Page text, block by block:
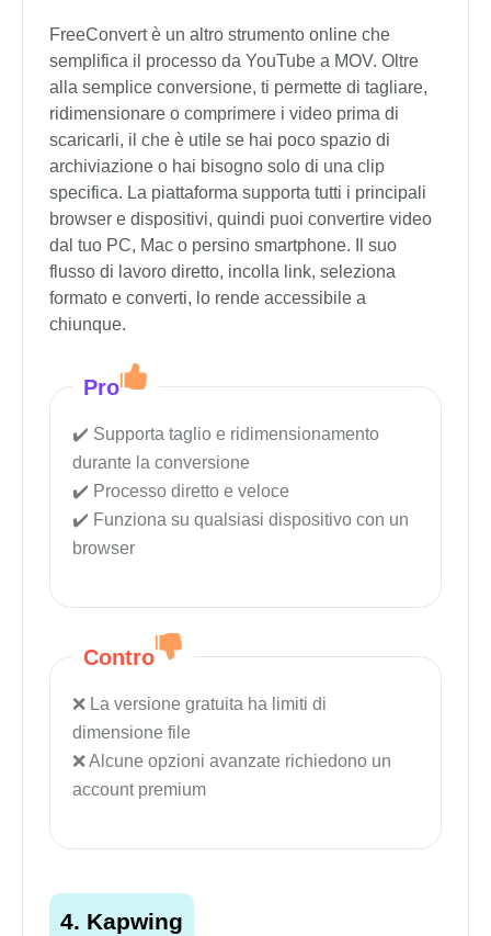
FreeConvert è un altro strumento online che
semplifica il processo da YouTube a MOV. Oltre
alla semplice conversione, ti permette di tagliare,
ridimensionare o comprimere i video prima di
scaricarli, il che è utile se hai poco spazio di
archiviazione o hai bisogno solo di una clip
specifica. La piattaforma supporta tutti i principali
browser e dispositivi, quindi puoi convertire video
dal tuo PC, Mac o persino smartphone. Il suo
flusso di lavoro diretto, incolla link, seleziona
formato e converti, lo rende accessibile a
chiunque.
Pro
Supporta taglio e ridimensionamento
durante la conversione
Processo diretto e veloce
Funziona su qualsiasi dispositivo con un
browser
Contro
La versione gratuita ha limiti di
dimensione file
Alcune opzioni avanzate richiedono un
account premium
4. Kapwing